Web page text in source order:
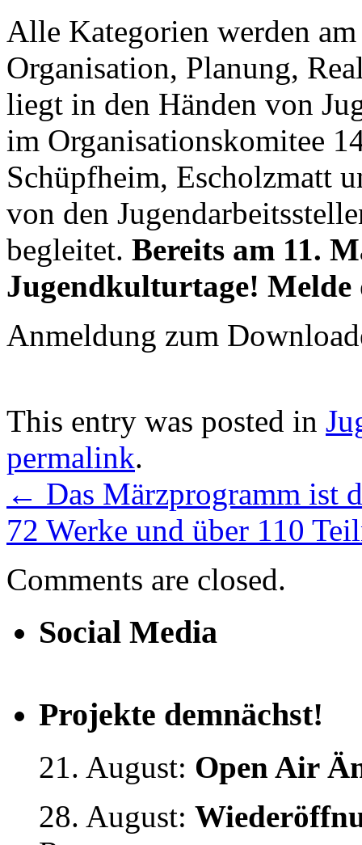
Alle Kategorien werden
Organisation, Planung,
liegt in den Händen von
im Organisationskomitee
Schüpfheim, Escholzmatt
von den
begleitet. Bereits am 11.
Jugendkulturtage!
Anmeldung zum
This entry was posted in
permalink.
← Das Märzprogramm ist
72 Werke und über 110
Comments are closed.
Social Media
Projekte demnächst!
21. August: Open Air
28. August: